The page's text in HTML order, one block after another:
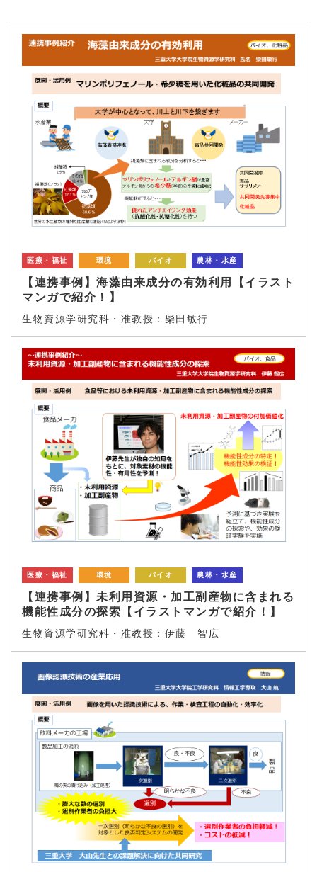
医療・福祉 環境 バイオ 農林・水産
【連携事例】海藻由来成分の有効利用【イラスト
マンガで紹介！】
生物資源学研究科・准教授：柴田敏行
医療・福祉 環境 バイオ 農林・水産
【連携事例】未利用資源・加工副産物に含まれる
機能性成分の探索【イラストマンガで紹介！】
生物資源学研究科・准教授：伊藤 智広